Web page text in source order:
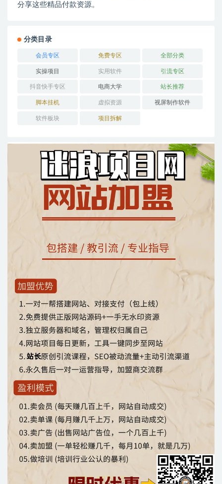
分享这些精品付款资源。
分类目录
会员专区 免费专区 全部分类
实操项目 实用软件 引流专区
抖音快手专区 电商大学 站长推荐
脚本挂机 虚拟资源 视屏制作软件
软件板块 项目拆解